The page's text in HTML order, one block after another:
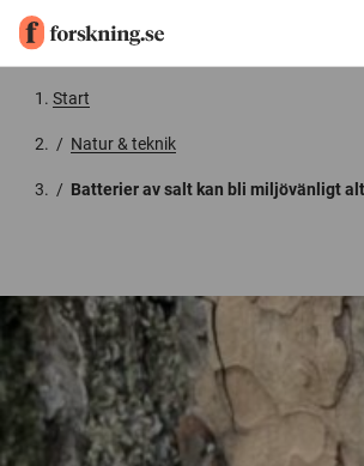
Start
/ Natur & teknik
/ Batterier av salt kan bli miljövänligt